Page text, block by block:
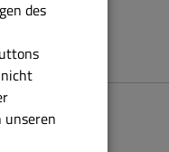
des
unseren